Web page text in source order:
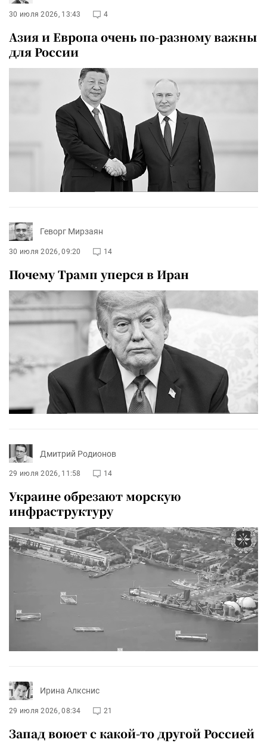
30 июля 2026, 13:43 4
Азия и Европа очень по-разному важны
для России
Геворг Мирзаян
30 июля 2026, 09:20 14
Почему Трамп уперся в Иран
Дмитрий Родионов
29 июля 2026, 11:58 14
Украине обрезают морскую
инфраструктуру
Ирина Алкснис
29 июля 2026, 08:34 21
Запад воюет с какой-то другой Россией